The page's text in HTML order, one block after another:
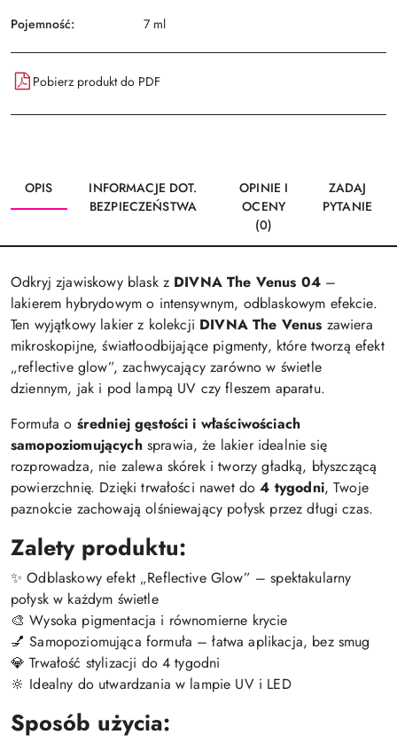
Pojemność: 7 ml
Pobierz produkt do PDF
OPIS
INFORMACJE DOT.
BEZPIECZEŃSTWA
OPINIE I
OCENY
(0)
ZADAJ
PYTANIE
Odkryj zjawiskowy blask z DIVNA The Venus 04 –
lakierem hybrydowym o intensywnym, odblaskowym efekcie.
Ten wyjątkowy lakier z kolekcji DIVNA The Venus zawiera
mikroskopijne, światłoodbijające pigmenty, które tworzą efekt
„reflective glow”, zachwycający zarówno w świetle
dziennym, jak i pod lampą UV czy fleszem aparatu.
Formuła o średniej gęstości i właściwościach
samopoziomującychsprawia, że lakier idealnie się
rozprowadza, nie zalewa skórek i tworzy gładką, błyszczącą
powierzchnię. Dzięki trwałości nawet do4 tygodni, Twoje
paznokcie zachowają olśniewający połysk przez długi czas.
Zalety produktu:
✨ Odblaskowy efekt „Reflective Glow” – spektakularny
połysk w każdym świetle
🎨 Wysoka pigmentacja i równomierne krycie
💅 Samopoziomująca formuła – łatwa aplikacja, bez smug
💎 Trwałość stylizacji do 4 tygodni
🔆 Idealny do utwardzania w lampie UV i LED
Sposób użycia: